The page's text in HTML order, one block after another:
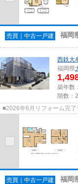
売買｜中古一戸建 福岡
西鉄大
福岡県
築年数
階数：
■2026年6月リフォーム完了
売買｜中古一戸建 福岡